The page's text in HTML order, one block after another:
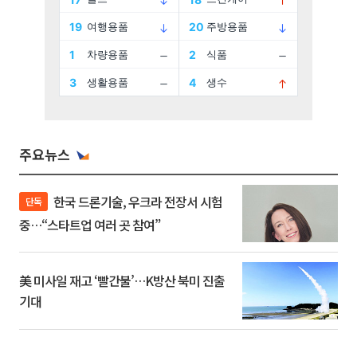
주요뉴스
단독
중…“스타트업 여러 곳 참여”
美 미사일 재고 ‘빨간불’…K방산 북미 진출
기대